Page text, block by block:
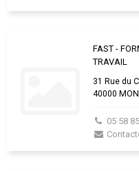
FAST -
TRAVAIL
31 Rue du
40000
05 58